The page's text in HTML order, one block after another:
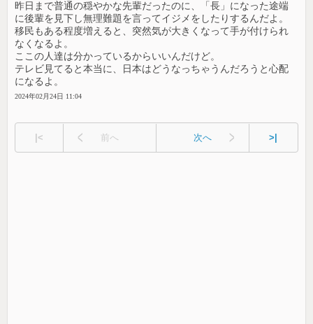
昨日まで普通の穏やかな先輩だったのに、「長」になった途端
に後輩を見下し無理難題を言ってイジメをしたりするんだよ。
移民もある程度増えると、突然気が大きくなって手が付けられ
なくなるよ。
ここの人達は分かっているからいいんだけど。
テレビ見てると本当に、日本はどうなっちゃうんだろうと心配
になるよ。
2024年02月24日 11:04
|< 前へ 次へ >|